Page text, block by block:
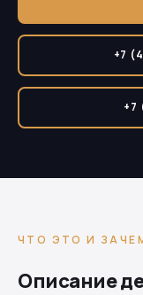
+7
+7
ЧТО ЭТО И
Описание